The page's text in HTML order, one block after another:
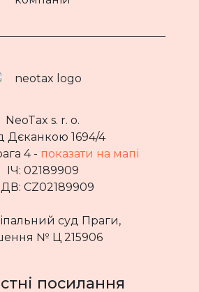
NeoTax s. r. o.
Дєканкою 1694/4
4 - показати на мапі
ІЧ: 02189909
CZ02189909
суд Праги,
№ Ц 215906
посилання